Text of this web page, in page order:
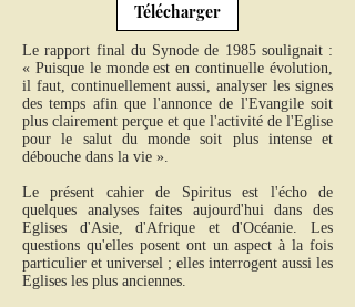
Télécharger
Le rapport final du Synode de 1985 soulignait :
« Puisque le monde est en continuelle évolution,
il faut, continuellement aussi, analyser les signes
des temps afin que l'annonce de l'Evangile soit
plus clairement perçue et que l'activité de l'Eglise
pour le salut du monde soit plus intense et
débouche dans la vie ».
Le présent cahier de Spiritus est l'écho de
quelques analyses faites aujourd'hui dans des
Eglises d'Asie, d'Afrique et d'Océanie. Les
questions qu'elles posent ont un aspect à la fois
particulier et universel ; elles interrogent aussi les
Eglises les plus anciennes.